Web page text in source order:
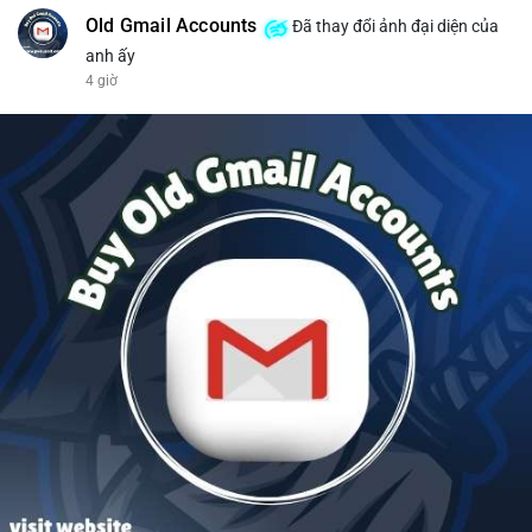
Old Gmail Accounts
Đã thay đổi ảnh đại diện của
anh ấy
4 giờ